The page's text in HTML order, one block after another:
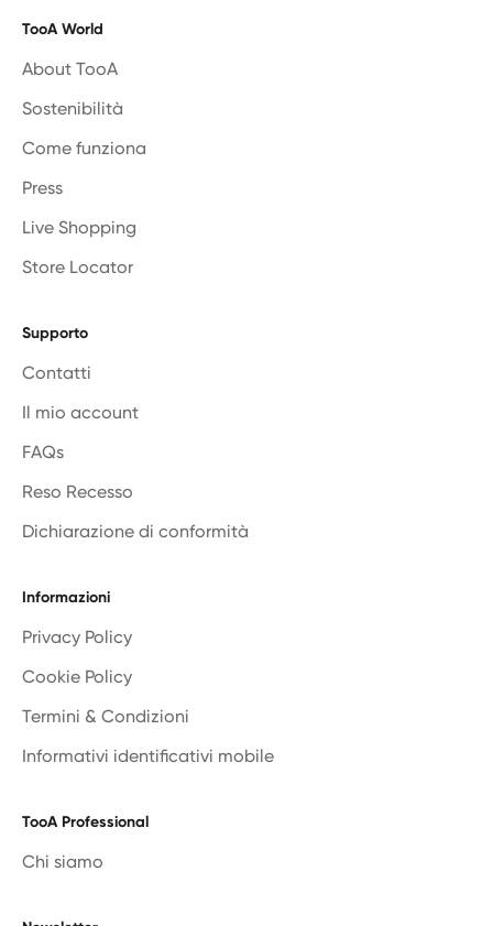
TooA World
About TooA
Sostenibilità
Come funziona
Press
Live Shopping
Store Locator
Supporto
Contatti
Il mio account
FAQs
Reso Recesso
Dichiarazione di conformità
Informazioni
Privacy Policy
Cookie Policy
Termini & Condizioni
Informativi identificativi mobile
TooA Professional
Chi siamo